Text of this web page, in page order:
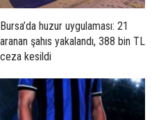
Bursa’da huzur uygulaması: 21
aranan şahıs yakalandı, 388 bin TL
ceza kesildi